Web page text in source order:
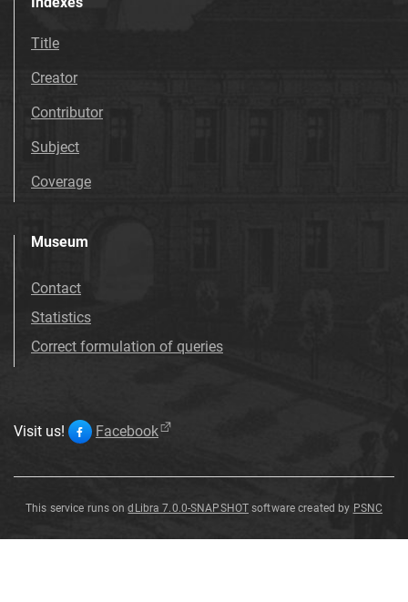
Title
Creator
Contributor
Subject
Coverage
Museum
Contact
Statistics
Correct formulation of queries
Visit us! Facebook
This service runs ondLibra 7.0.0-SNAPSHOT software created by PSNC